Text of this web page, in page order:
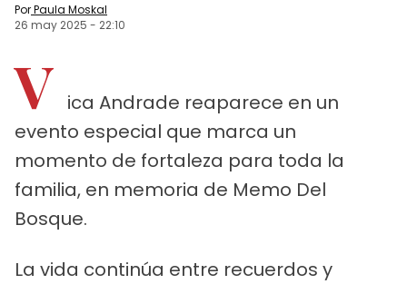
PorPaula Moskal
26 may 2025 - 22:10
V
ica Andrade reaparece en un
evento especial que marca un
momento de fortaleza para toda la
familia, en memoria de Memo Del
Bosque.
La vida continúa entre recuerdos y